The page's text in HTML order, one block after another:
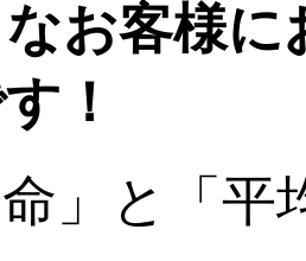
お客様
！
命」と「